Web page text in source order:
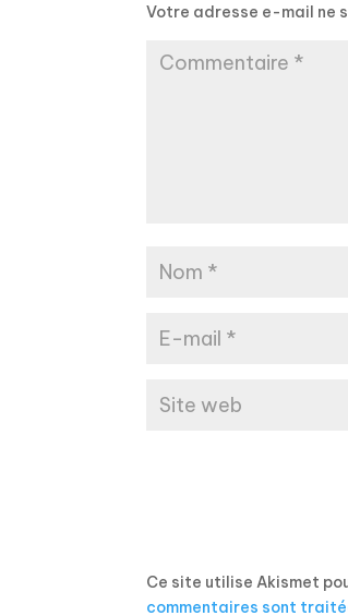
Votre adresse e-mail ne
Ce site utilise Akismet
commentaires sont